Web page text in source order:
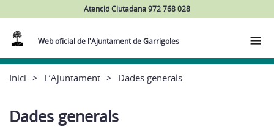
Atenció Ciutadana 972 768 028
Web oficial de l'Ajuntament de Garrigoles
Inici L’Ajuntament Dades generals
Dades generals